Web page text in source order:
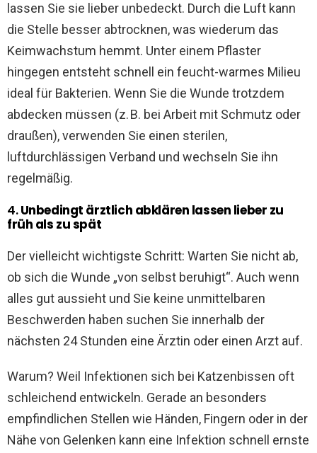
lassen Sie sie lieber unbedeckt. Durch die Luft kann
die Stelle besser abtrocknen, was wiederum das
Keimwachstum hemmt. Unter einem Pflaster
hingegen entsteht schnell ein feucht-warmes Milieu
ideal für Bakterien. Wenn Sie die Wunde trotzdem
abdecken müssen (z. B. bei Arbeit mit Schmutz oder
draußen), verwenden Sie einen sterilen,
luftdurchlässigen Verband und wechseln Sie ihn
regelmäßig.
4.Unbedingt ärztlich abklären lassen lieber zu
früh als zu spät
Der vielleicht wichtigste Schritt: Warten Sie nicht ab,
ob sich die Wunde „von selbst beruhigt“. Auch wenn
alles gut aussieht und Sie keine unmittelbaren
Beschwerden haben suchen Sie innerhalb der
nächsten 24 Stunden eine Ärztin oder einen Arzt auf.
Warum? Weil Infektionen sich bei Katzenbissen oft
schleichend entwickeln. Gerade an besonders
empfindlichen Stellen wie Händen, Fingern oder in der
Nähe von Gelenken kann eine Infektion schnell ernste